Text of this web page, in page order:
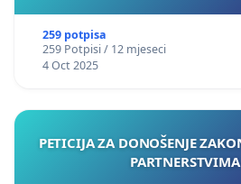
259 potpisa
259 Potpisi / 12 mjeseci
4 Oct 2025
PETICIJA ZA DONOŠENJE